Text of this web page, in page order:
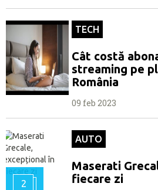
TECH
Cât costă
streaming pe
România
09 feb 2023
2
AUTO
Maserati
fiecare zi